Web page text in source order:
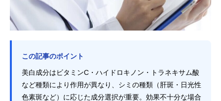
この記事のポイント
美白成分はビタミンC・ハイドロキノン・トラネキサム酸
など種類により作用が異なり、シミの種類（肝斑・日光性
色素斑など）に応じた成分選択が重要。効果不十分な場合